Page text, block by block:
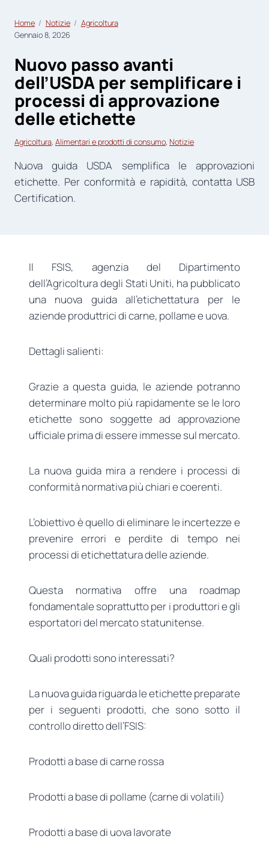
Home Notizie
Agricoltura
Gennaio 8, 2026
Nuovo passo avanti
dell’USDA per semplificare i
processi di approvazione
delle etichette
Agricoltura, Alimentari e prodotti di consumo, Notizie
Nuova guida USDA semplifica le approvazioni
etichette. Per conformità e rapidità, contatta USB
Certification.
Il FSIS, agenzia del Dipartimento
dell’Agricoltura degli Stati Uniti, ha pubblicato
una nuova guida all’etichettatura per le
aziende produttrici di carne, pollame e uova.
Dettagli salienti:
Grazie a questa guida, le aziende potranno
determinare molto più rapidamente se le loro
etichette sono soggette ad approvazione
ufficiale prima di essere immesse sul mercato.
La nuova guida mira a rendere i processi di
conformità normativa più chiari e coerenti.
L’obiettivo è quello di eliminare le incertezze e
prevenire errori e perdite di tempo nei
processi di etichettatura delle aziende.
Questa normativa offre una roadmap
fondamentale soprattutto per i produttori e gli
esportatori del mercato statunitense.
Quali prodotti sono interessati?
La nuova guida riguarda le etichette preparate
per i seguenti prodotti, che sono sotto il
controllo diretto dell’FSIS:
Prodotti a base di carne rossa
Prodotti a base di pollame (carne di volatili)
Prodotti a base di uova lavorate